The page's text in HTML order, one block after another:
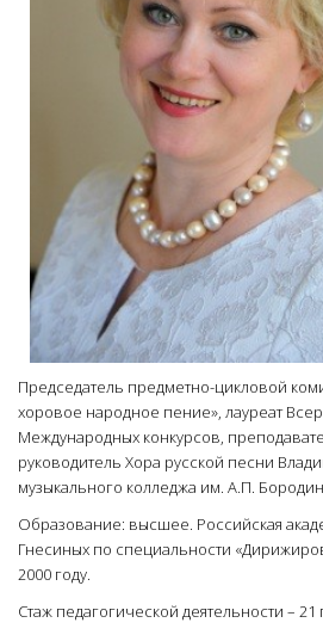
Председатель предметно-цикловой
хоровое народное пение», лауреат
Международных конкурсов,
руководитель Хора русской песни
музыкального колледжа им. А.П.
Образование: высшее. Российская
Гнесиных по специальности
2000 году.
Стаж педагогической деятельности – 21